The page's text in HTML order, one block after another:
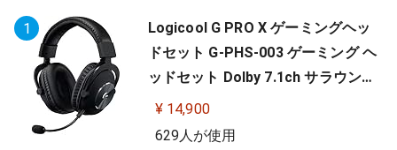
1
Logicool G PRO X ゲーミングヘッ
ドセット G-PHS-003 ゲーミング ヘ
ッドセット Dolby 7.1ch サラウンド
サウンド 3.5mm 有線 マイク付き Bl
ue VO!CE搭載 軽量 PS5 PS4 PC win
¥ 14,900
629人が使用